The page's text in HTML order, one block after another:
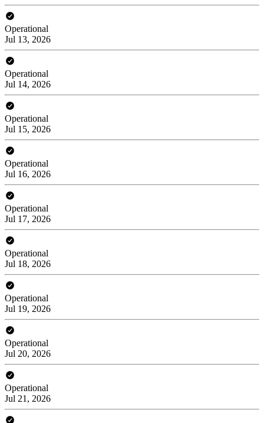
Operational
Jul 13, 2026
Operational
Jul 14, 2026
Operational
Jul 15, 2026
Operational
Jul 16, 2026
Operational
Jul 17, 2026
Operational
Jul 18, 2026
Operational
Jul 19, 2026
Operational
Jul 20, 2026
Operational
Jul 21, 2026